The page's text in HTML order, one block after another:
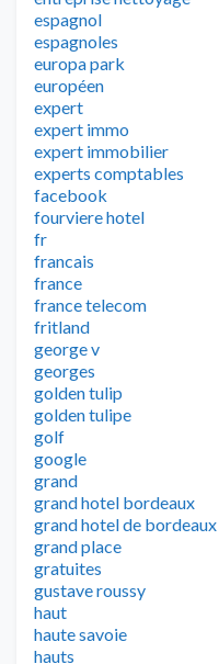
espagnol
espagnoles
europa park
européen
expert
expert immo
expert immobilier
experts comptables
facebook
fourviere hotel
fr
francais
france
france telecom
fritland
george v
georges
golden tulip
golden tulipe
golf
google
grand
grand hotel bordeaux
grand hotel de bordeaux
grand place
gratuites
gustave roussy
haut
haute savoie
hauts